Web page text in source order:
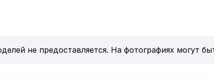
не предоставляется. На фотографиях могут